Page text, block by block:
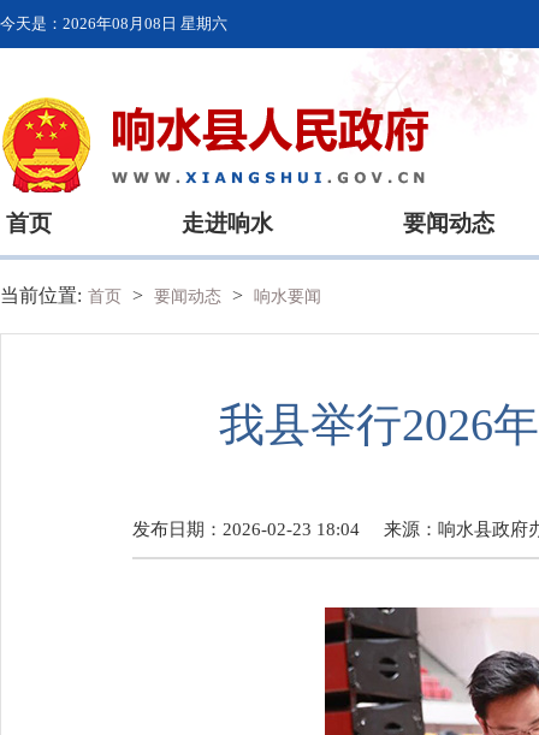
今天是： 2026年08月08日 星期六
首页 走进响水 要闻动态
当前位置: 首页 > 要闻动态 > 响水要闻
我县举行2026
发布日期：2026-02-23 18:04 来源： 响水县政府